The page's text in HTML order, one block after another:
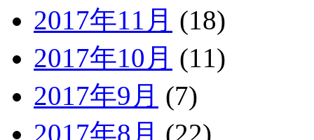
2017年11月 (18)
2017年10月 (11)
2017年9月 (7)
2017年8月 (22)